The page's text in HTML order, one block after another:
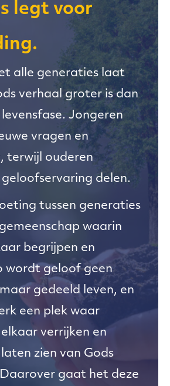
legt voor
alle generaties laat
verhaal groter is dan
Jongeren
vragen en
terwijl ouderen
geloofservaring delen.
tussen generaties
waarin
begrijpen en
wordt geloof geen
gedeeld leven, en
een plek waar
verrijken en
zien van Gods
gaat het deze